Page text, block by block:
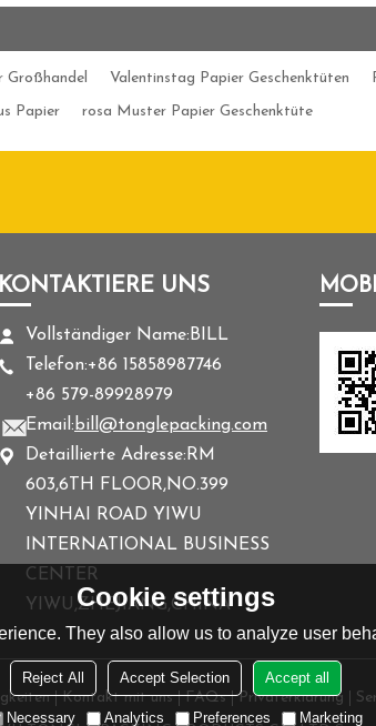
Großhandel Valentinstag Papier Geschenktüten
Papier
rosa Muster Papier Geschenktüte
KONTAKTIERE UNS
Vollständiger Name: BILL
Telefon:+86 15858987746
+86 579-89928979
Email: bill@tonglepacking.com
Detaillierte Adresse: RM
603,6TH FLOOR,NO.399
YINHAI ROAD YIWU
INTERNATIONAL BUSINESS
CENTER
YIWU,ZHEJIANG,CHINA
Kontakt mit uns FAQs Privaterklärung
Cookie settings
They also allow us to analyze user
Reject All Accept Selection Accept all
Necessary Analytics Preferences Marketing